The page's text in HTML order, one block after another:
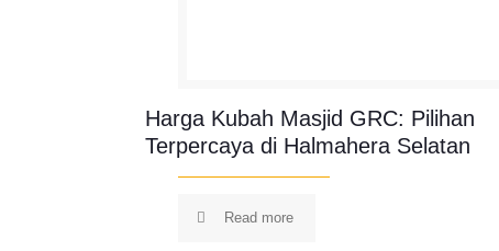
Harga Kubah Masjid GRC: Pilihan
Terpercaya di Halmahera Selatan
Read more